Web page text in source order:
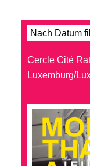
Nach Datum
Cercle Cité
Luxemburg/